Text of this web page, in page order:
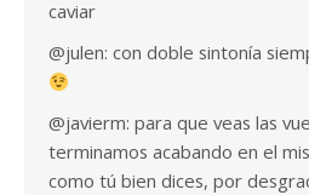
caviar
@julen: con doble sintonía
@javierm: para que veas las
terminamos acabando en el
como tú bien dices, por